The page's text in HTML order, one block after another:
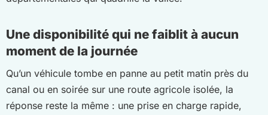
Une disponibilité qui ne faiblit à aucun
moment de la journée
Qu’un véhicule tombe en panne au petit matin près du
canal ou en soirée sur une route agricole isolée, la
réponse reste la même : une prise en charge rapide,